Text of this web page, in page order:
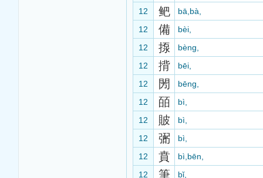
12
鲃
bā,bà,
12
備
bèi,
12
揼
bèng,
12
揹
bēi,
12
閍
bēng,
12
皕
bì,
12
貱
bì,
12
弻
bì,
12
賁
bì,bēn,
12
筆
bǐ,